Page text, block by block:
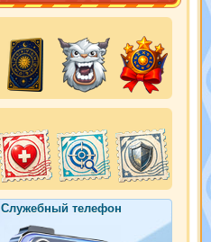
Служебный телефон